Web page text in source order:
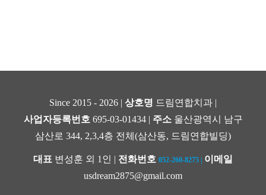
Since 2015 - 2026 | 상호명 드림연합치과 |
사업자등록번호 695-03-01434 | 주소울산광역시 남구
삼산로 344, 2,3,4층 전체(삼산동, 드림연합빌딩)
대표 변성훈 외 1인 | 전화번호 052-260-8275
이메일
usdream2875@gmail.com